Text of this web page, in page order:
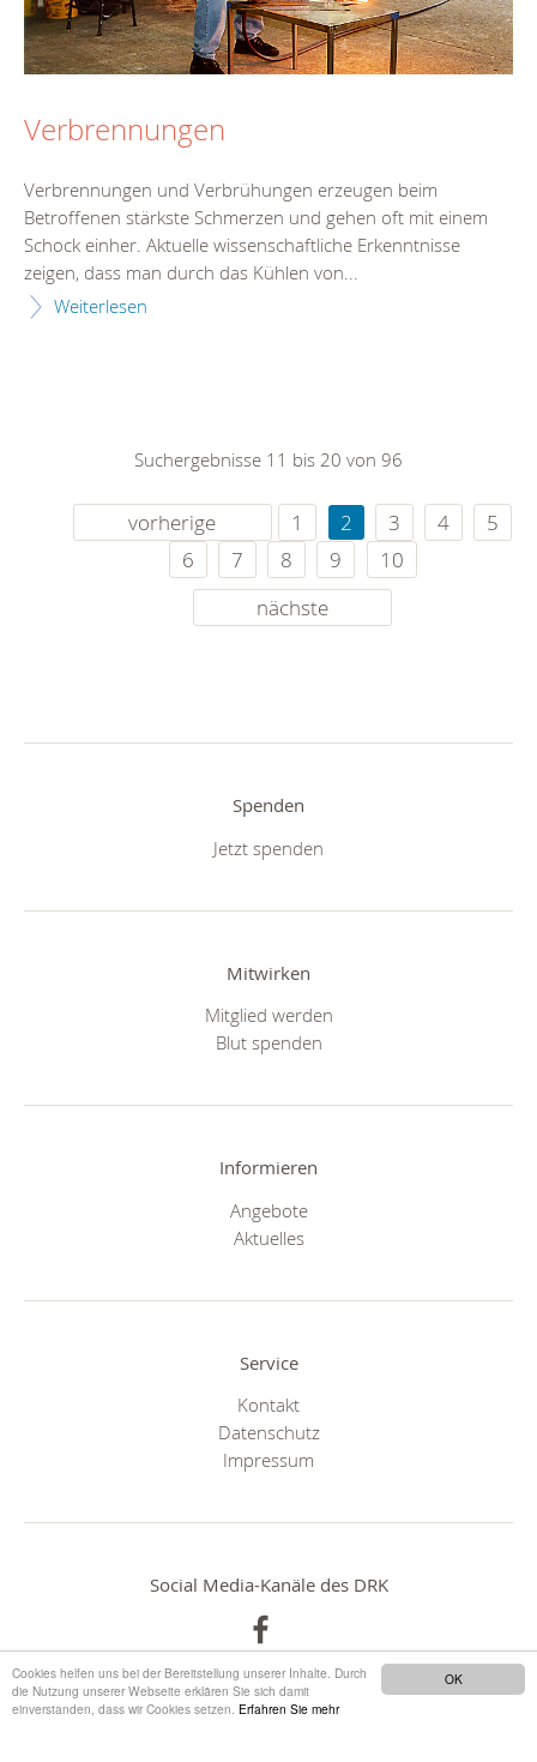
OK
Cookies helfen uns bei der Bereitstellung unserer Inhalte. Durch
die Nutzung unserer Webseite erklären Sie sich damit
einverstanden, dass wir Cookies setzen. Erfahren Sie mehr
Verbrennungen
Verbrennungen und Verbrühungen erzeugen beim
Betroffenen stärkste Schmerzen und gehen oft mit einem
Schock einher. Aktuelle wissenschaftliche Erkenntnisse
zeigen, dass man durch das Kühlen von...
Weiterlesen
Suchergebnisse 11 bis 20 von 96
vorherige 1 2 3 4
5
6
7 8 9
10
nächste
Spenden
Jetzt spenden
Mitwirken
Mitglied werden
Blut spenden
Informieren
Angebote
Aktuelles
Service
Kontakt
Datenschutz
Impressum
Social Media-Kanäle des DRK